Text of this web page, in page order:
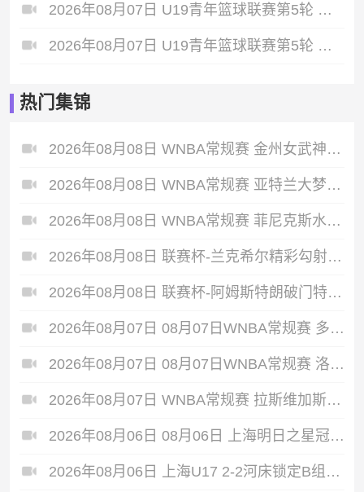
2026年08月07日 U19青年篮球联赛第5轮 山东山高U19 VS 辽宁沈阳三生U19 全场录像
2026年08月07日 U19青年篮球联赛第5轮 深圳新世纪U19 VS 四川锦城U19 全场录像
热门集锦
2026年08月08日 WNBA常规赛 金州女武神 94 - 76 达拉斯飞翼 全场集锦
2026年08月08日 WNBA常规赛 亚特兰大梦想 74 - 79 华盛顿神秘人 全场集锦
2026年08月08日 WNBA常规赛 菲尼克斯水星 72 - 75 康涅狄格太阳 全场集锦
2026年08月08日 联赛杯-兰克希尔精彩勾射破门 米德尔斯堡1-0雷克瑟姆
2026年08月08日 联赛杯-阿姆斯特朗破门特林达德建功 狼队3-0维尔港
2026年08月07日 08月07日WNBA常规赛 多伦多节奏 83 - 97 波特兰火焰 集锦
2026年08月07日 08月07日WNBA常规赛 洛杉矶火花 89 - 82 明尼苏达山猫 全场集锦
2026年08月07日 WNBA常规赛 拉斯维加斯王牌 86 - 84 印第安纳狂热 全场集锦
2026年08月06日 08月06日 上海明日之星冠军杯小组赛A组第3轮 中国男足U17vs拜耳04勒沃库森U17 进球
2026年08月06日 上海U17 2-2河床锁定B组第1 吕孟洋点射阿布力米破门 将战A组第2